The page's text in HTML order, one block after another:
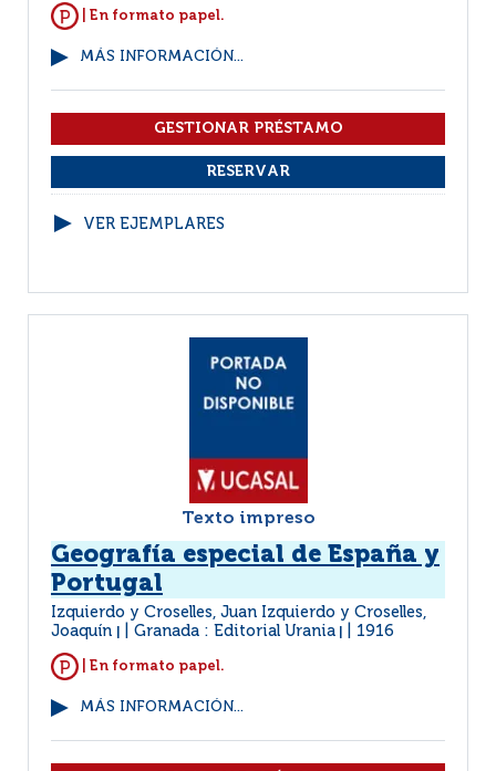
| En formato papel.
MÁS INFORMACIÓN...
VER EJEMPLARES
Texto impreso
Geografía especial de España y
Portugal
Izquierdo y Croselles, Juan Izquierdo y Croselles,
Joaquín
Granada : Editorial Urania 1916
| En formato papel.
MÁS INFORMACIÓN...